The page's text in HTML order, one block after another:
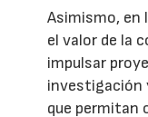
Asimismo, en
el valor de la
impulsar
investigación
que permitan